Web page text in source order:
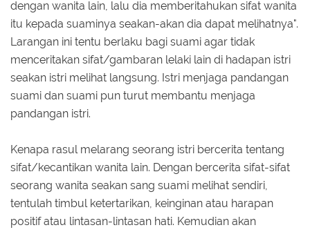
dengan wanita lain, lalu dia memberitahukan sifat wanita
itu kepada suaminya seakan-akan dia dapat melihatnya".
Larangan ini tentu berlaku bagi suami agar tidak
menceritakan sifat/gambaran lelaki lain di hadapan istri
seakan istri melihat langsung. Istri menjaga pandangan
suami dan suami pun turut membantu menjaga
pandangan istri.
Kenapa rasul melarang seorang istri bercerita tentang
sifat/kecantikan wanita lain. Dengan bercerita sifat-sifat
seorang wanita seakan sang suami melihat sendiri,
tentulah timbul ketertarikan, keinginan atau harapan
positif atau lintasan-lintasan hati. Kemudian akan